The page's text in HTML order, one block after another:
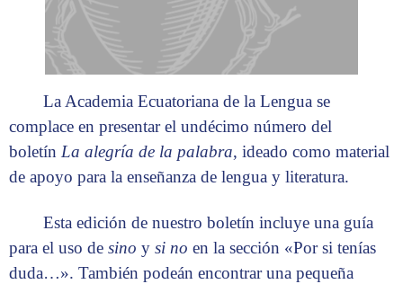
La Academia Ecuatoriana de la Lengua se
complace en presentar el undécimo número del
boletín La alegría de la palabra, ideado como material
de apoyo para la enseñanza de lengua y literatura.
Esta edición de nuestro boletín incluye una guía
para el uso de sino y si no en la sección «Por si tenías
duda…». También podeán encontrar una pequeña